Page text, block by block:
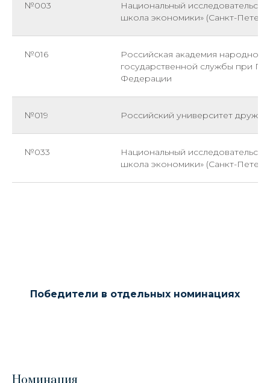
№003
Национальный
школа экономики» (Санкт-
№016
Российская академия народного
государственной службы при
Федерации
№019 Российский университет
№033
Национальный
школа экономики» (Санкт-
Победители в отдельных номинациях